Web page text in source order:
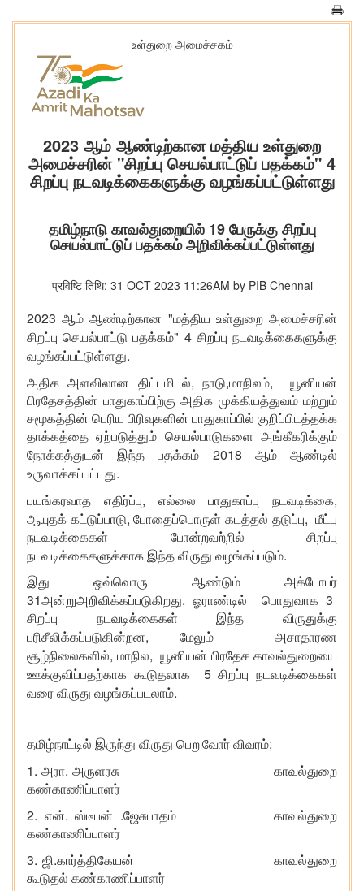
உள்துறை அமைச்சகம்
2023 ஆம் ஆண்டிற்கான மத்திய உள்துறை
அமைச்சரின் "சிறப்பு செயல்பாட்டுப் பதக்கம்" 4
சிறப்பு நடவடிக்கைகளுக்கு வழங்கப்பட்டுள்ளது
தமிழ்நாடு காவல்துறையில் 19 பேருக்கு சிறப்பு
செயல்பாட்டுப் பதக்கம் அறிவிக்கப்பட்டுள்ளது
प्रविष्टि तिथि: 31 OCT 2023 11:26AM by PIB Chennai
2023ஆம் ஆண்டிற்கான "மத்திய உள்துறை அமைச்சரின்
சிறப்பு செயல்பாட்டு பதக்கம்" 4 சிறப்பு நடவடிக்கைகளுக்கு
வழங்கப்பட்டுள்ளது.
அதிக அளவிலான திட்டமிடல்,நாடு,மாநிலம்,யூனியன்
பிரதேசத்தின் பாதுகாப்பிற்கு அதிக முக்கியத்துவம் மற்றும்
சமூகத்தின் பெரிய பிரிவுகளின் பாதுகாப்பில் குறிப்பிடத்தக்க
தாக்கத்தை ஏற்படுத்தும் செயல்பாடுகளை அங்கீகரிக்கும்
நோக்கத்துடன்
இந்த பதக்கம் 2018 ஆம்
ஆண்டில்
உருவாக்கப்பட்டது.
பயங்கரவாத எதிர்ப்பு, எல்லை பாதுகாப்பு நடவடிக்கை,
ஆயுதக் கட்டுப்பாடு,போதைப்பொருள் கடத்தல் தடுப்பு,மீட்பு
நடவடிக்கைகள்
போன்றவற்றில்
சிறப்பு
நடவடிக்கைகளுக்காக இந்த விருது வழங்கப்படும்.
இது ஒவ்வொரு ஆண்டும் அக்டோபர்
31அன்றுஅறிவிக்கப்படுகிறது. ஓராண்டில் பொதுவாக 3
சிறப்பு நடவடிக்கைகள் இந்த
விருதுக்கு
பரிசீலிக்கப்படுகின்றன, மேலும்
அசாதாரண
சூழ்நிலைகளில், மாநில,யூனியன் பிரதேச காவல்துறையை
ஊக்குவிப்பதற்காக கூடுதலாக5சிறப்பு நடவடிக்கைகள்
வரை விருது வழங்கப்படலாம்.
தமிழ்நாட்டில் இருந்து விருது பெறுவோர் விவரம்;
1.அரா.அருளரசு காவல்துறை
கண்காணிப்பாளர்
2. என்.ஸ்டீபன் .ஜேசுபாதம் காவல்துறை
கண்காணிப்பாளர்
3. ஜி.கார்த்திகேயன் காவல்துறை
கூடுதல் கண்காணிப்பாளர்